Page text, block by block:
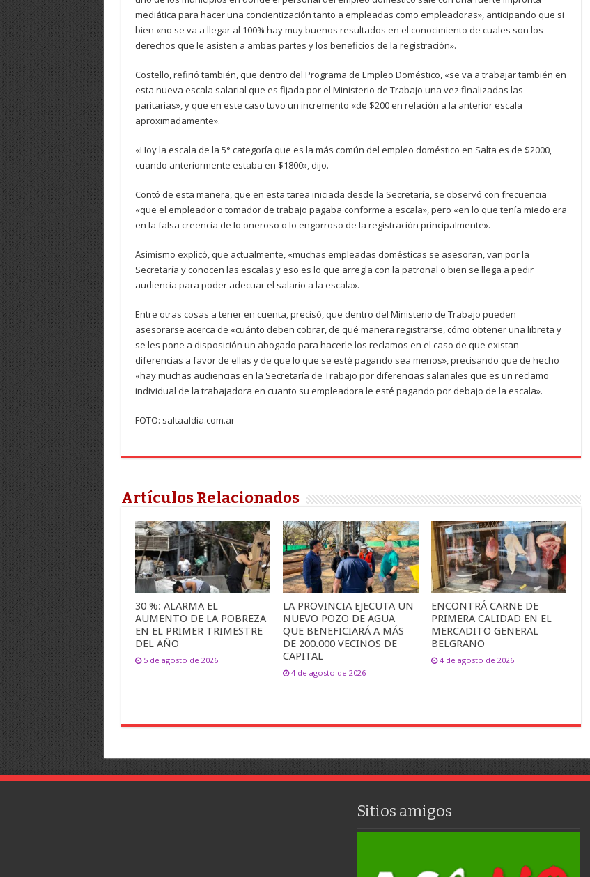
mediática para hacer una concientización tanto a empleadas como empleadoras», anticipando que si
bien «no se va a llegar al 100% hay muy buenos resultados en el conocimiento de cuales son los
derechos que le asisten a ambas partes y los beneficios de la registración».
Costello, refirió también, que dentro del Programa de Empleo Doméstico, «se va a trabajar también en
esta nueva escala salarial que es fijada por el Ministerio de Trabajo una vez finalizadas las
paritarias», y que en este caso tuvo un incremento «de $200 en relación a la anterior escala
aproximadamente».
«Hoy la escala de la 5° categoría que es la más común del empleo doméstico en Salta es de $2000,
cuando anteriormente estaba en $1800», dijo.
Contó de esta manera, que en esta tarea iniciada desde la Secretaría, se observó con frecuencia
«que el empleador o tomador de trabajo pagaba conforme a escala», pero «en lo que tenía miedo era
en la falsa creencia de lo oneroso o lo engorroso de la registración principalmente».
Asimismo explicó, que actualmente, «muchas empleadas domésticas se asesoran, van por la
Secretaría y conocen las escalas y eso es lo que arregla con la patronal o bien se llega a pedir
audiencia para poder adecuar el salario a la escala».
Entre otras cosas a tener en cuenta, precisó, que dentro del Ministerio de Trabajo pueden
asesorarse acerca de «cuánto deben cobrar, de qué manera registrarse, cómo obtener una libreta y
se les pone a disposición un abogado para hacerle los reclamos en el caso de que existan
diferencias a favor de ellas y de que lo que se esté pagando sea menos», precisando que de hecho
«hay muchas audiencias en la Secretaría de Trabajo por diferencias salariales que es un reclamo
individual de la trabajadora en cuanto su empleadora le esté pagando por debajo de la escala».
FOTO: saltaaldia.com.ar
Artículos Relacionados
30 %: ALARMA EL
AUMENTO DE LA POBREZA
EN EL PRIMER TRIMESTRE
DEL AÑO
5 de agosto de 2026
LA PROVINCIA EJECUTA UN
NUEVO POZO DE AGUA
QUE BENEFICIARÁ A MÁS
DE 200.000 VECINOS DE
CAPITAL
4 de agosto de 2026
ENCONTRÁ CARNE DE
PRIMERA CALIDAD EN EL
MERCADITO GENERAL
BELGRANO
4 de agosto de 2026
Sitios amigos